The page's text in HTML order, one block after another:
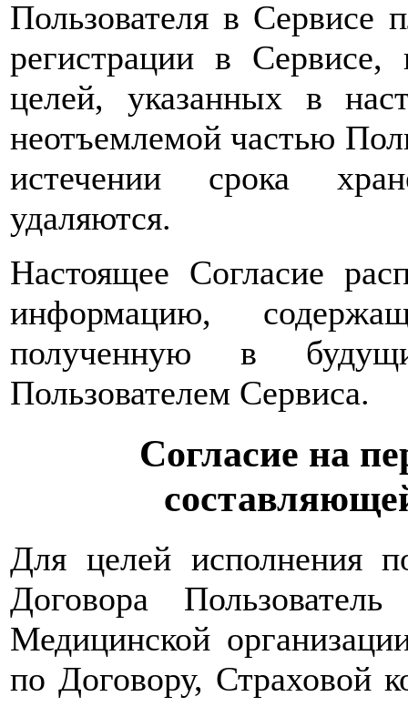
Пользователя в
регистрации в
целей, указанных в
неотъемлемой частью
истечении срока
удаляются.
Настоящее Согласие
информацию,
полученную в
Пользователем Сервиса.
Согласие на
Для целей исполнения
Договора
Медицинской
по Договору, Страховой